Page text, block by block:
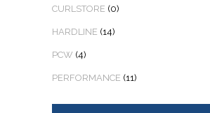
CURLSTORE (0)
HARDLINE (14)
PCW (4)
PERFORMANCE (11)